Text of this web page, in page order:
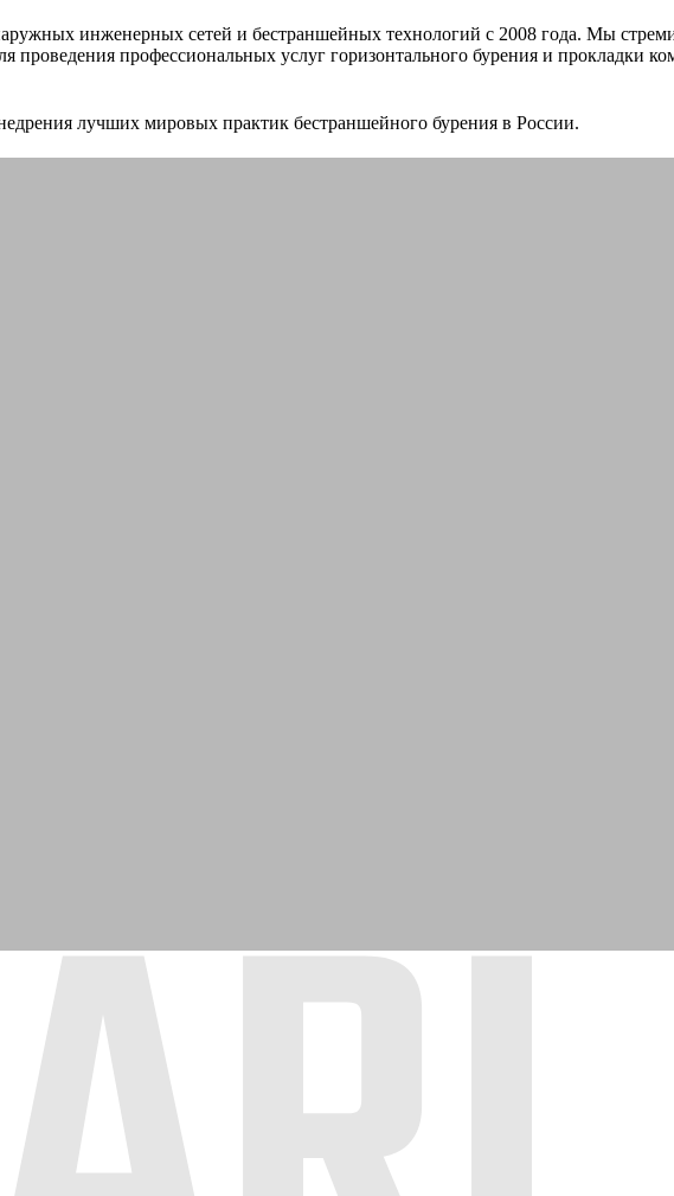
инженерных сетей и бестраншейных технологий c 2008 года. Мы
профессиональных услуг горизонтального бурения и прокладки
лучших мировых практик бестраншейного бурения в России.